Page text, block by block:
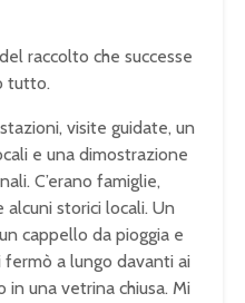
raccolto che successe
tutto.
visite guidate, un
e una dimostrazione
C’erano famiglie,
alcuni storici locali. Un
cappello da pioggia e
a lungo davanti ai
una vetrina chiusa. Mi